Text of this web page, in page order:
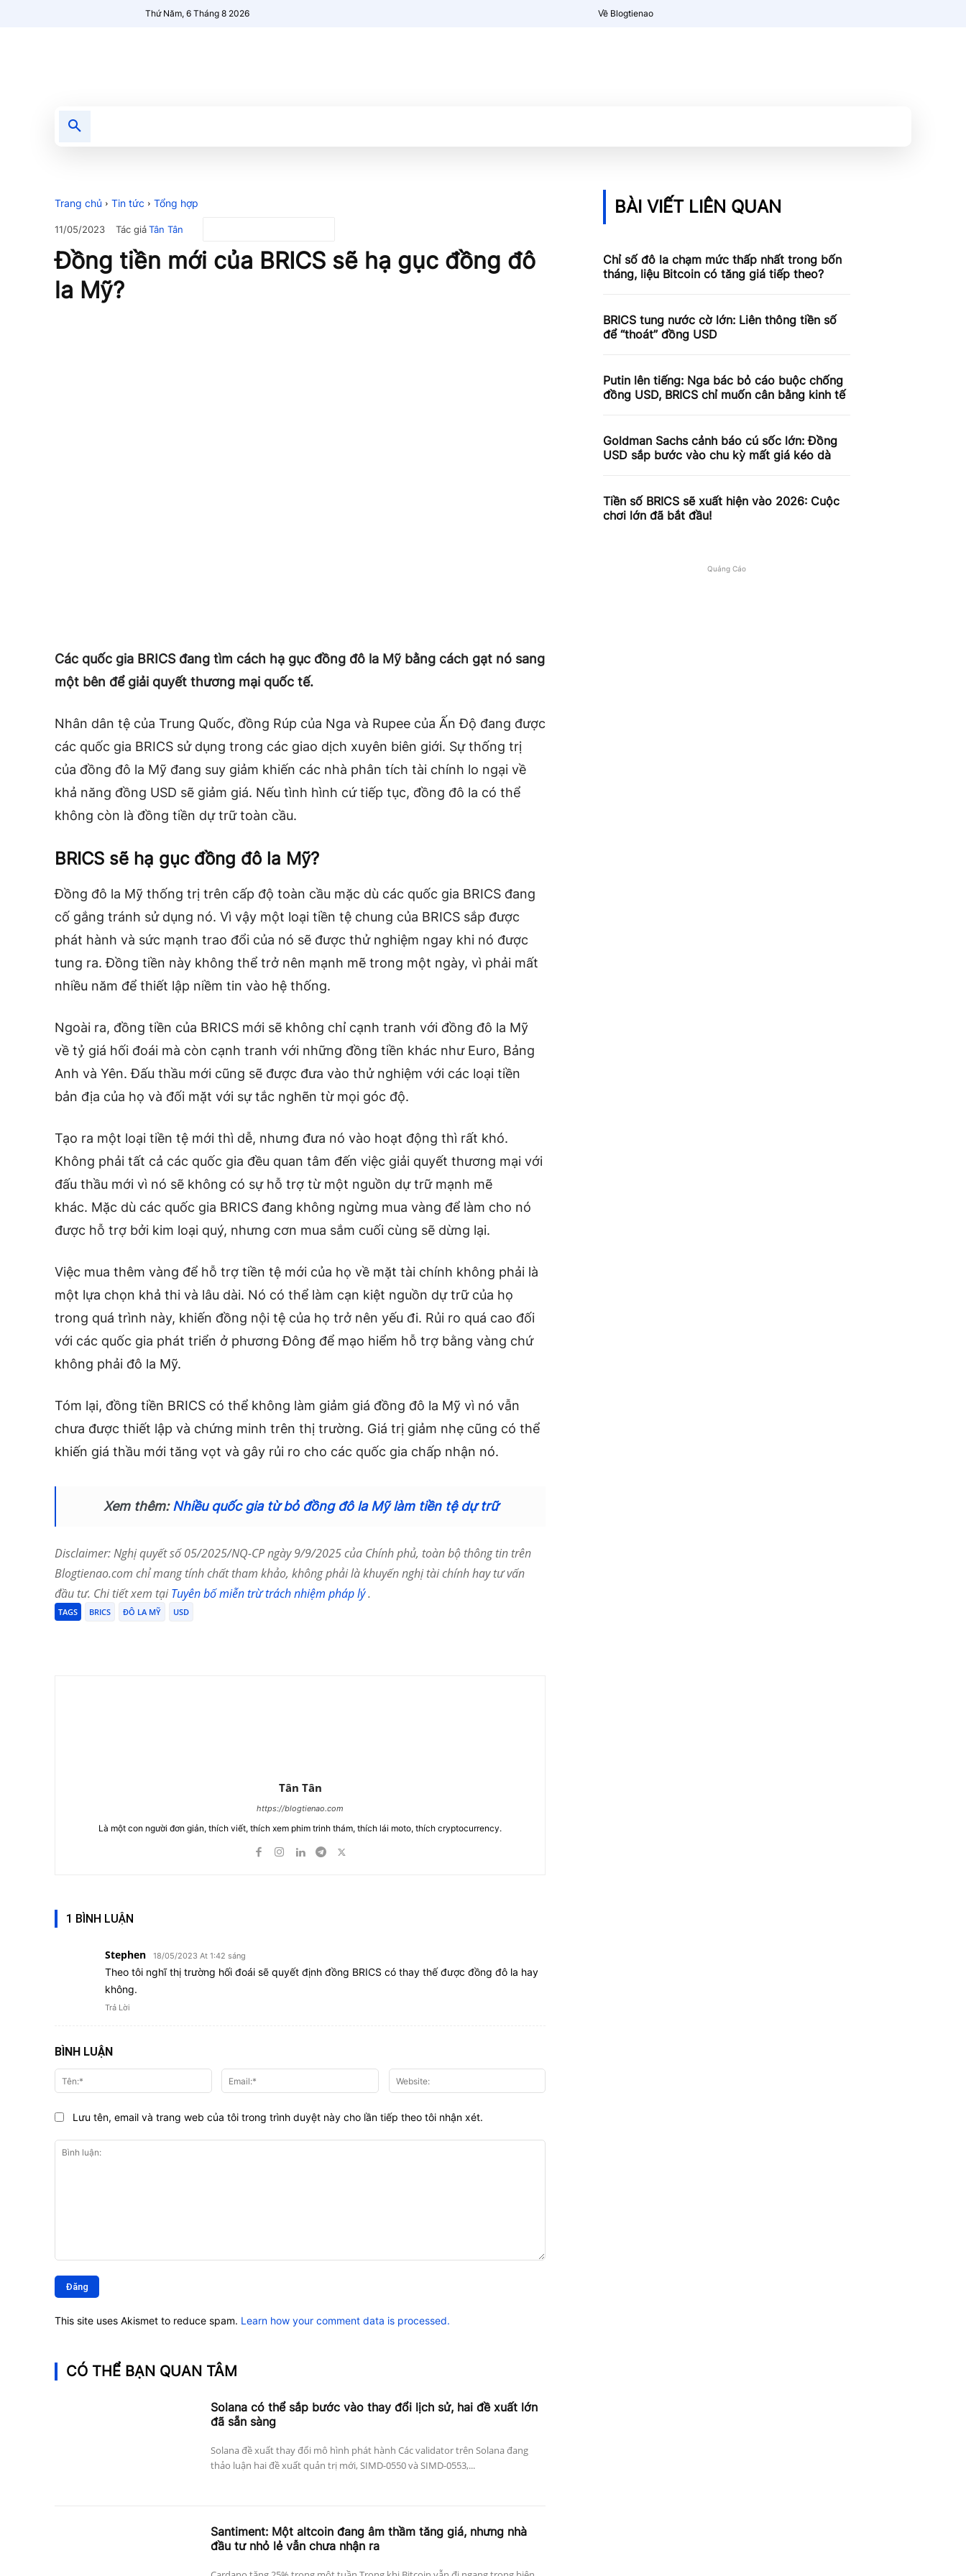
Thứ Năm, 6 Tháng 8 2026 Về Blogtienao
Trang chủ Tin tức Tổng hợp
11/05/2023 Tác giảTân Tân
Đồng tiền mới của BRICS sẽ hạ gục đồng đô
la Mỹ?
Các quốc gia BRICS đang tìm cách hạ gục đồng đô la Mỹ bằng cách gạt nó sang
một bên để giải quyết thương mại quốc tế.
Nhân dân tệ của Trung Quốc, đồng Rúp của Nga và Rupee của Ấn Độ đang được
các quốc gia BRICS sử dụng trong các giao dịch xuyên biên giới. Sự thống trị
của đồng đô la Mỹ đang suy giảm khiến các nhà phân tích tài chính lo ngại về
khả năng đồng USD sẽ giảm giá. Nếu tình hình cứ tiếp tục, đồng đô la có thể
không còn là đồng tiền dự trữ toàn cầu.
BRICS sẽ hạ gục đồng đô la Mỹ?
Đồng đô la Mỹ thống trị trên cấp độ toàn cầu mặc dù các quốc gia BRICS đang
cố gắng tránh sử dụng nó. Vì vậy một loại tiền tệ chung của BRICS sắp được
phát hành và sức mạnh trao đổi của nó sẽ được thử nghiệm ngay khi nó được
tung ra. Đồng tiền này không thể trở nên mạnh mẽ trong một ngày, vì phải mất
nhiều năm để thiết lập niềm tin vào hệ thống.
Ngoài ra, đồng tiền của BRICS mới sẽ không chỉ cạnh tranh với đồng đô la Mỹ
về tỷ giá hối đoái mà còn cạnh tranh với những đồng tiền khác như Euro, Bảng
Anh và Yên. Đấu thầu mới cũng sẽ được đưa vào thử nghiệm với các loại tiền
bản địa của họ và đối mặt với sự tắc nghẽn từ mọi góc độ.
Tạo ra một loại tiền tệ mới thì dễ, nhưng đưa nó vào hoạt động thì rất khó.
Không phải tất cả các quốc gia đều quan tâm đến việc giải quyết thương mại với
đấu thầu mới vì nó sẽ không có sự hỗ trợ từ một nguồn dự trữ mạnh mẽ
khác. Mặc dù các quốc gia BRICS đang không ngừng mua vàng để làm cho nó
được hỗ trợ bởi kim loại quý, nhưng cơn mua sắm cuối cùng sẽ dừng lại.
Việc mua thêm vàng để hỗ trợ tiền tệ mới của họ về mặt tài chính không phải là
một lựa chọn khả thi và lâu dài. Nó có thể làm cạn kiệt nguồn dự trữ của họ
trong quá trình này, khiến đồng nội tệ của họ trở nên yếu đi. Rủi ro quá cao đối
với các quốc gia phát triển ở phương Đông để mạo hiểm hỗ trợ bằng vàng chứ
không phải đô la Mỹ.
Tóm lại, đồng tiền BRICS có thể không làm giảm giá đồng đô la Mỹ vì nó vẫn
chưa được thiết lập và chứng minh trên thị trường. Giá trị giảm nhẹ cũng có thể
khiến giá thầu mới tăng vọt và gây rủi ro cho các quốc gia chấp nhận nó.
Xem thêm:Nhiều quốc gia từ bỏ đồng đô la Mỹ làm tiền tệ dự trữ
Disclaimer: Nghị quyết số 05/2025/NQ-CP ngày 9/9/2025 của Chính phủ, toàn bộ thông tin trên
Blogtienao.com chỉ mang tính chất tham khảo, không phải là khuyến nghị tài chính hay tư vấn
đầu tư. Chi tiết xem tạiTuyên bố miễn trừ trách nhiệm pháp lý.
TAGS BRICS ĐÔ LA MỸ USD
Tân Tân
https://blogtienao.com
Là một con người đơn giản, thích viết, thích xem phim trinh thám, thích lái moto, thích cryptocurrency.
1 BÌNH LUẬN
Stephen 18/05/2023 At 1:42 sáng
Theo tôi nghĩ thị trường hối đoái sẽ quyết định đồng BRICS có thay thế được đồng đô la hay
không.
Trả Lời
BÌNH LUẬN
luận:
Tên:* Email:*
Lưu tên, email và trang web của tôi trong trình duyệt này cho lần tiếp theo tôi nhận xét.
This site uses Akismet to reduce spam. Learn how your comment data is processed.
CÓ THỂ BẠN QUAN TÂM
Solana có thể sắp bước vào thay đổi lịch sử, hai đề xuất lớn
đã sẵn sàng
Solana đề xuất thay đổi mô hình phát hành Các validator trên Solana đang
thảo luận hai đề xuất quản trị mới, SIMD-0550 và SIMD-0553,...
Santiment: Một altcoin đang âm thầm tăng giá, nhưng nhà
đầu tư nhỏ lẻ vẫn chưa nhận ra
BÀI VIẾT LIÊN QUAN
Chỉ số đô la chạm mức thấp nhất trong bốn
tháng, liệu Bitcoin có tăng giá tiếp theo?
BRICS tung nước cờ lớn: Liên thông tiền số
để “thoát” đồng USD
Putin lên tiếng: Nga bác bỏ cáo buộc chống
đồng USD, BRICS chỉ muốn cân bằng kinh tế
Goldman Sachs cảnh báo cú sốc lớn: Đồng
USD sắp bước vào chu kỳ mất giá kéo dà
Tiền số BRICS sẽ xuất hiện vào 2026: Cuộc
chơi lớn đã bắt đầu!
Quảng Cáo